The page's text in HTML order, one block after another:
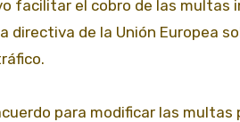
facilitar el cobro de las multas
directiva de la Unión Europea
para modificar las multas